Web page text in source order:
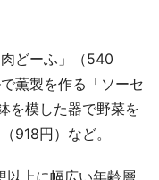
どーふ」（540
薫製を作る「ソーセ
を模した器で野菜を
918円）など。
上に幅広い年齢層